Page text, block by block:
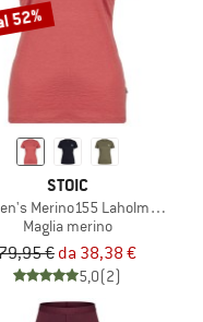
52%
STOIC
Merino155 LaholmSt. T-
Maglia merino
€ da 38,38 €
5,0(2)